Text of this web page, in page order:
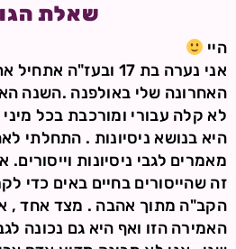
שאלת
היי
אני נערה בת 17 ובעז"ה
האחרונה שלי באולפנה .השנה
לא קלה עבורי ומורכבת בכל
היא בנושא ניסיונות . התחלתי
מאמרים לגבי ניסיונות
זה שהייסורים בחיים באים כדי
הקב"ה מתוך אהבה . מצד אחד ,
האמירה הזו ואף היא גם נכונה